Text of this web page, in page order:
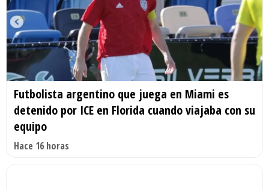
Futbolista argentino que juega en Miami es
detenido por ICE en Florida cuando viajaba con su
equipo
Hace 16 horas